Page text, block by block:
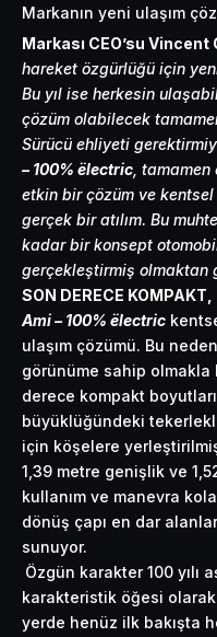
Markanın yeni ulaşım
Markası CEO’su Vincent
hareket özgürlüğü için
Bu yıl ise herkesin
çözüm olabilecek
Sürücü ehliyeti
– 100% ëlectric ,
etkin bir çözüm ve
gerçek bir atılım. Bu
kadar bir konsept
gerçekleştirmiş olmaktan
SON DERECE
Ami – 100% ëlectric
ulaşım çözümü. Bu
görünüme sahip olmakla
derece kompakt
büyüklüğündeki
için köşelere
1,39 metre genişlik ve
kullanım ve manevra
dönüş çapı en dar
sunuyor.
Özgün karakter 100 yılı
karakteristik öğesi olarak
yerde henüz ilk bakışta